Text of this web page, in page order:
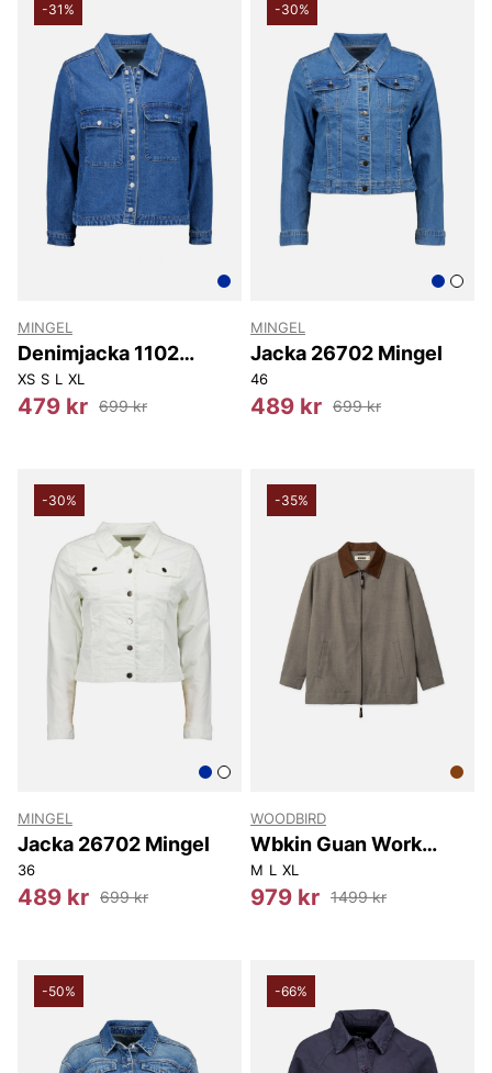
-31%
MINGEL
Denimjacka 1102
Mingel
XS S L XL
479 kr 699 kr
-30%
MINGEL
Jacka 26702 Mingel
46
489 kr 699 kr
-30%
MINGEL
Jacka 26702 Mingel
36
489 kr 699 kr
-35%
WOODBIRD
Wbkin Guan Work
Jacket
M L XL
979 kr 1499 kr
-50% -66%